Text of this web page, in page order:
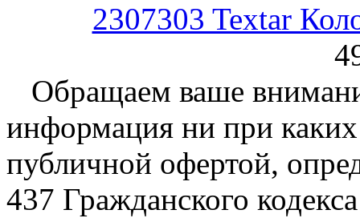
2307303 Textar
Обращаем ваше
информация ни при каких
публичной офертой,
437 Гражданского